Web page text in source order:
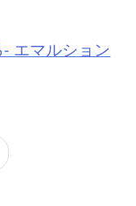
エマルション